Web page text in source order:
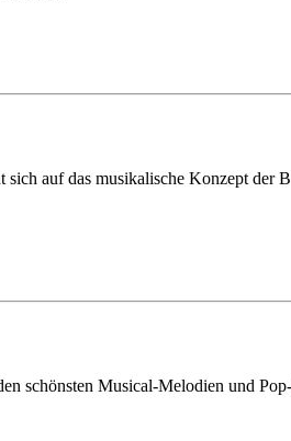
auf das musikalische Konzept der
schönsten Musical-Melodien und